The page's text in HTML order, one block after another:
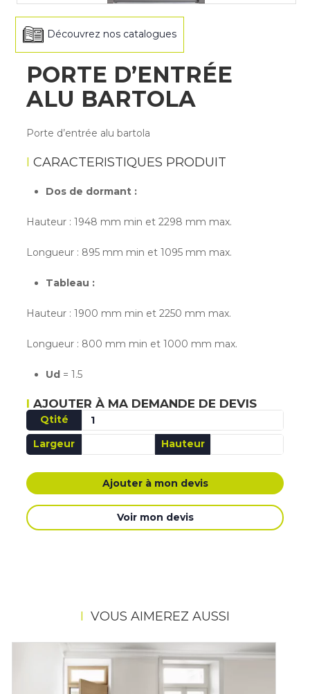
Découvrez nos catalogues
PORTE D’ENTRÉE
ALU BARTOLA
Porte d’entrée alu bartola
CARACTERISTIQUES PRODUIT
Dos de dormant :
Hauteur : 1948 mm min et 2298 mm max.
Longueur : 895 mm min et 1095 mm max.
Tableau :
Hauteur : 1900 mm min et 2250 mm max.
Longueur : 800 mm min et 1000 mm max.
Ud = 1.5
AJOUTER À MA DEMANDE DE DEVIS
Qtité
Largeur
Hauteur
Ajouter à mon devis
Voir mon devis
VOUS AIMEREZ AUSSI